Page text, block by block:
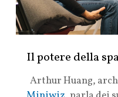
Il potere della
Arthur Huang,